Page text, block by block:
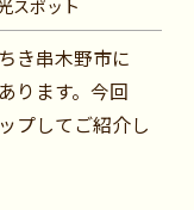
スポット
き串木野市に
ります。今回
プしてご紹介し